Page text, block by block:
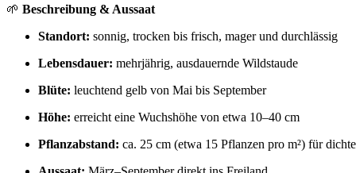
🌱 Beschreibung & Aussaat
Standort: sonnig, trocken bis frisch, mager und durchlässig
Lebensdauer: mehrjährig, ausdauernde Wildstaude
Blüte: leuchtend gelb von Mai bis September
Höhe: erreicht eine Wuchshöhe von etwa 10–40 cm
Pflanzabstand: ca. 25 cm (etwa 15 Pflanzen pro m²) für